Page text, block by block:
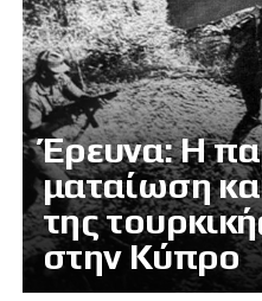
Έρευνα: Η
ματαίωση
της
στην Κύπρο